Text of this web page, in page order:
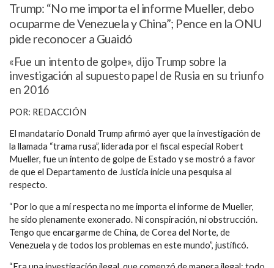
Trump: “No me importa el informe Mueller, debo
ocuparme de Venezuela y China”; Pence en la ONU
pide reconocer a Guaidó
«Fue un intento de golpe», dijo Trump sobre la
investigación al supuesto papel de Rusia en su triunfo
en 2016
POR: REDACCIÓN
El mandatario Donald Trump afirmó ayer que la investigación de
la llamada “trama rusa”, liderada por el fiscal especial Robert
Mueller, fue un intento de golpe de Estado y se mostró a favor
de que el Departamento de Justicia inicie una pesquisa al
respecto.
“Por lo que a mí respecta no me importa el informe de Mueller,
he sido plenamente exonerado. Ni conspiración, ni obstrucción.
Tengo que encargarme de China, de Corea del Norte, de
Venezuela y de todos los problemas en este mundo”, justificó.